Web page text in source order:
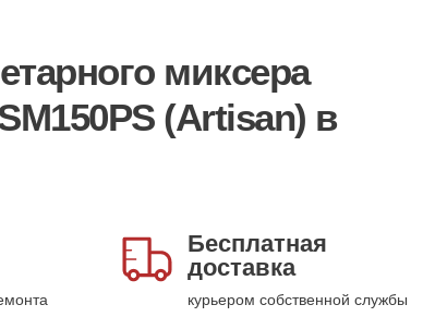
миксера
(Artisan) в
Бесплатная
доставка
курьером собственной службы